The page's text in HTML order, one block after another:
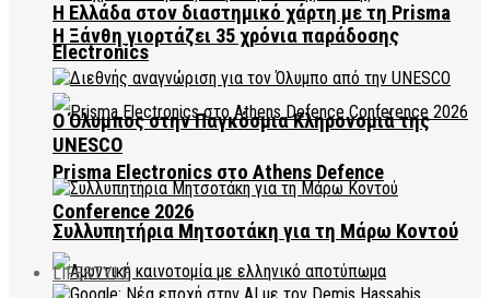
Η Ελλάδα στον διαστημικό χάρτη με τη Prisma
Electronics
Prisma Electronics στο Athens Defence
Conference 2026
Η Ξάνθη γιορτάζει 35 χρόνια παράδοσης
Ο Όλυμπος στην Παγκόσμια Κληρονομιά της
UNESCO
Συλλυπητήρια Μητσοτάκη για τη Μάρω Κοντού
LIFESTYLE